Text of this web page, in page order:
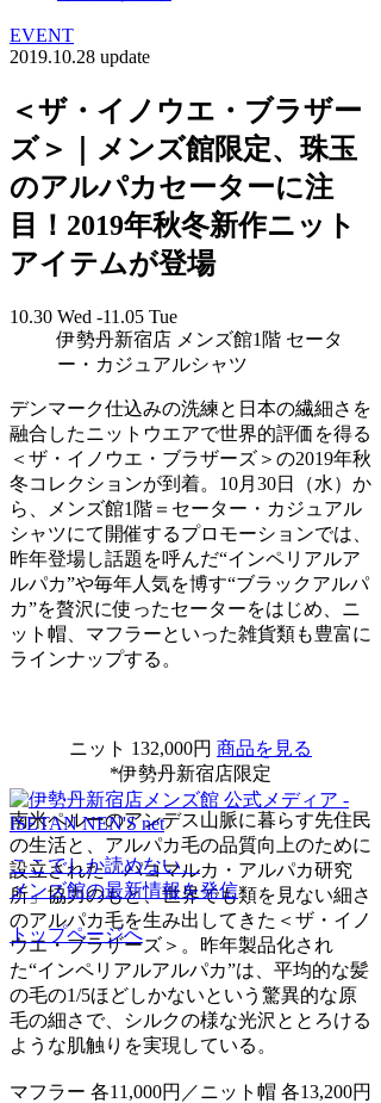
EVENT
2019.10.28 update
＜ザ・イノウエ・ブラザー
ズ＞｜メンズ館限定、珠玉
のアルパカセーターに注
目！2019年秋冬新作ニット
アイテムが登場
10.30 Wed -11.05 Tue
伊勢丹新宿店 メンズ館1階 セータ
ー・カジュアルシャツ
デンマーク仕込みの洗練と日本の繊細さを
融合したニットウエアで世界的評価を得る
＜ザ・イノウエ・ブラザーズ＞の2019年秋
冬コレクションが到着。10月30日（水）か
ら、メンズ館1階＝セーター・カジュアル
シャツにて開催するプロモーションでは、
昨年登場し話題を呼んだ“インペリアルア
ルパカ”や毎年人気を博す“ブラックアルパ
カ”を贅沢に使ったセーターをはじめ、ニ
ット帽、マフラーといった雑貨類も豊富に
ラインナップする。
ニット 132,000円 商品を見る
*伊勢丹新宿店限定
南米ペルーのアンデス山脈に暮らす先住民
の生活と、アルパカ毛の品質向上のために
設立された「パコマルカ・アルパカ研究
所」協力のもと、世界でも類を見ない細さ
のアルパカ毛を生み出してきた＜ザ・イノ
ウエ・ブラザーズ＞。昨年製品化され
た“インペリアルアルパカ”は、平均的な髪
の毛の1/5ほどしかないという驚異的な原
毛の細さで、シルクの様な光沢ととろける
ような肌触りを実現している。
マフラー 各11,000円／ニット帽 各13,200円
ここでしか読めない、
メンズ館の最新情報を発信
トップページへ